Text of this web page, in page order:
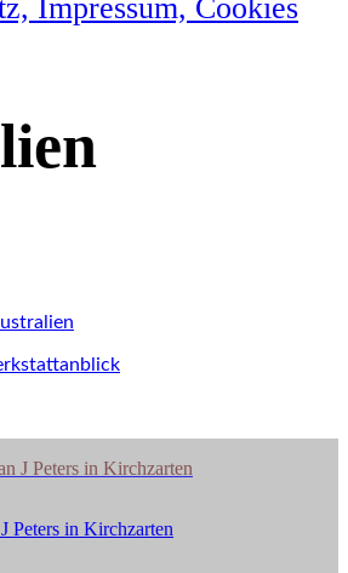
Impressum, Cookies
Peters in Kirchzarten